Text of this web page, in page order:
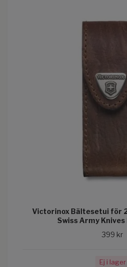
Victorinox Bältesetui för
Swiss Army
399 kr
Ej i lager